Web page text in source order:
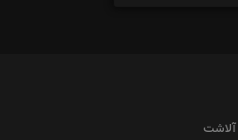
آلاشت